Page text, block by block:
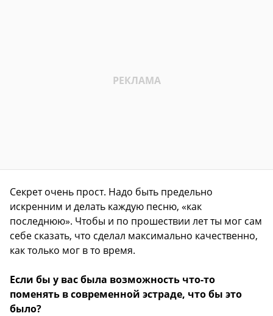
Секрет очень прост. Надо быть предельно
искренним и делать каждую песню, «как
последнюю». Чтобы и по прошествии лет ты мог сам
себе сказать, что сделал максимально качественно,
как только мог в то время.
Если бы у вас была возможность что-то
поменять в современной эстраде, что бы это
было?